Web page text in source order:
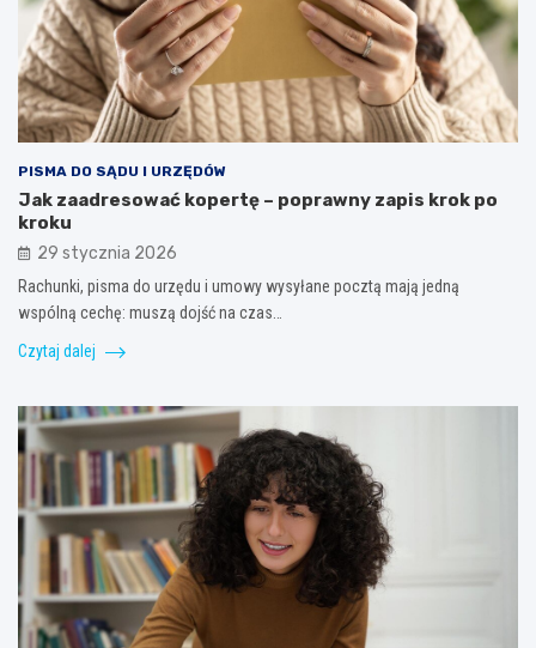
PISMA DO SĄDU I URZĘDÓW
Jak zaadresować kopertę – poprawny zapis krok po
kroku
29 stycznia 2026
Rachunki, pisma do urzędu i umowy wysyłane pocztą mają jedną
wspólną cechę: muszą dojść na czas…
Czytaj dalej